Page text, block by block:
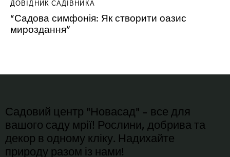
ДОВІДНИК САДІВНИКА
“Садова симфонія: Як створити оазис
мироздання”
Садовий центр "Новасад" - все для
вашого саду мрії! Рослини, добрива та
декор в одному кліку. Надихайте
природу разом із нами!